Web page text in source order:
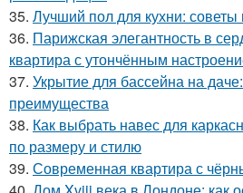
35. Лучший пол для кухни:
36. Парижская элегантность в
квартира с утончённым
37. Укрытие для бассейна на
преимущества
38. Как выбрать навес для
по размеру и стилю
39. Современная квартира с